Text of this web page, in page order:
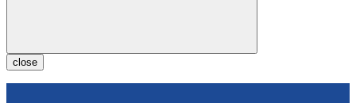
close